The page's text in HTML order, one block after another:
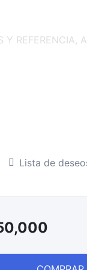
REFERENCIA,
Lista de